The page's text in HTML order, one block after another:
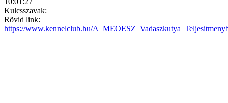
Kulcsszavak:
Rövid link:
https://www.kennelclub.hu/